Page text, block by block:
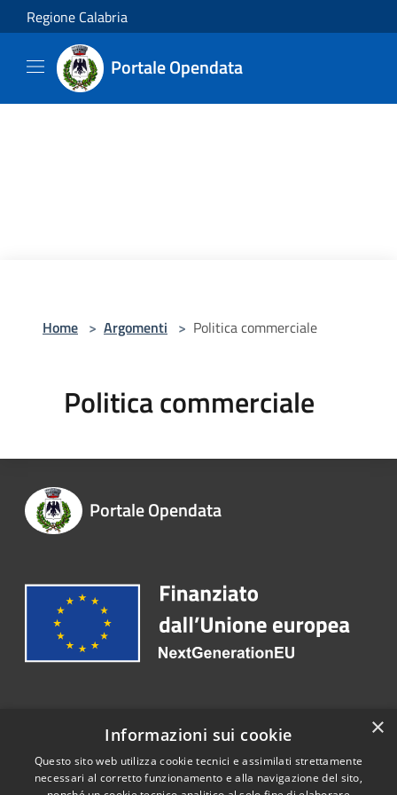
Salta al contenuto principale
Regione Calabria
Portale Opendata
Home > Argomenti > Politica commerciale
Politica commerciale
Portale Opendata
Recapiti e contatti
Pec: protocollo.bonifati@asmepec.it
×
Informazioni sui cookie
Questo sito web utilizza cookie tecnici e assimilati strettamente
necessari al corretto funzionamento e alla navigazione del sito,